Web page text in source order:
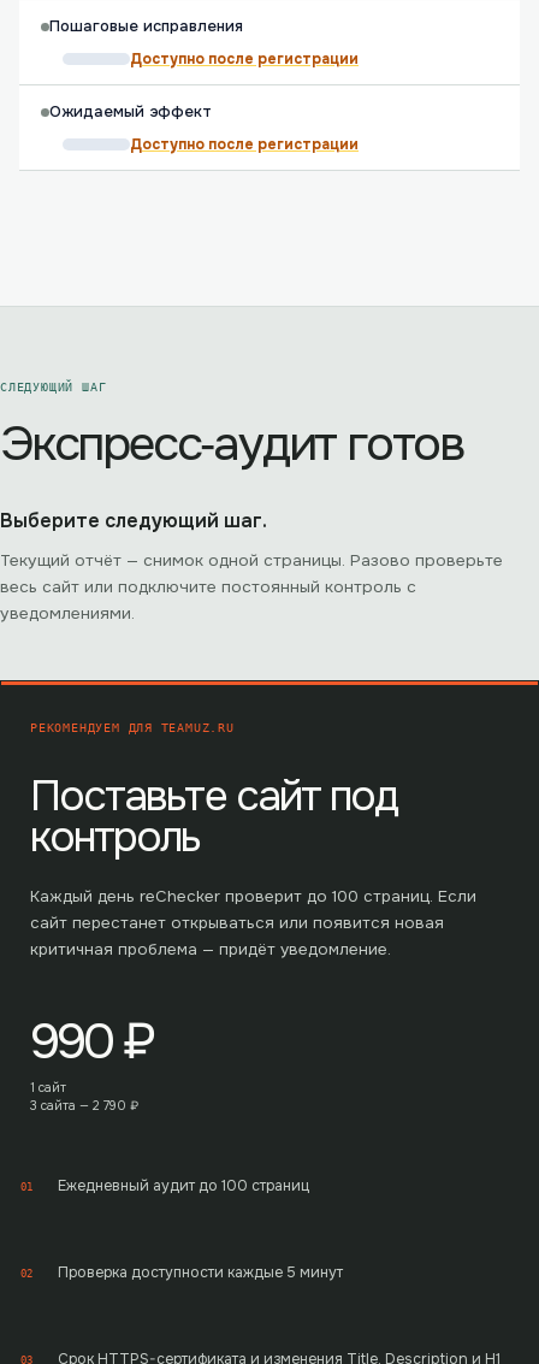
Пошаговые исправления
Доступно после регистрации
Ожидаемый эффект
Доступно после регистрации
СЛЕДУЮЩИЙ ШАГ
Экспресс‑аудит готов
Выберите следующий шаг.
Текущий отчёт — снимок одной страницы. Разово проверьте
весь сайт или подключите постоянный контроль с
уведомлениями.
РЕКОМЕНДУЕМ ДЛЯ TEAMUZ.RU
Поставьте сайт под
контроль
Каждый день reChecker проверит до 100 страниц. Если
сайт перестанет открываться или появится новая
критичная проблема — придёт уведомление.
990₽
1 сайт
3 сайта — 2 790 ₽
01 Ежедневный аудит до 100 страниц
02 Проверка доступности каждые 5 минут
03 Срок HTTPS-сертификата и изменения Title, Description и H1